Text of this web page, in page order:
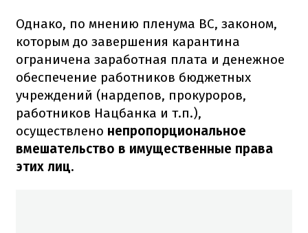
Однако, по мнению пленума ВС, законом,
которым до завершения карантина
ограничена заработная плата и денежное
обеспечение работников бюджетных
учреждений (нардепов, прокуроров,
работников Нацбанка и т.п.),
осуществлено непропорциональное
вмешательство в имущественные права
этих лиц.